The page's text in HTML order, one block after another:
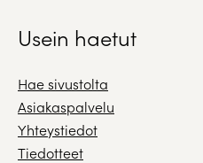
Usein haetut
Hae sivustolta
Asiakaspalvelu
Yhteystiedot
Tiedotteet